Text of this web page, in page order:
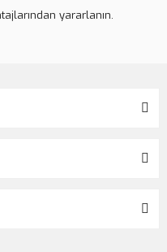
yararlanın.